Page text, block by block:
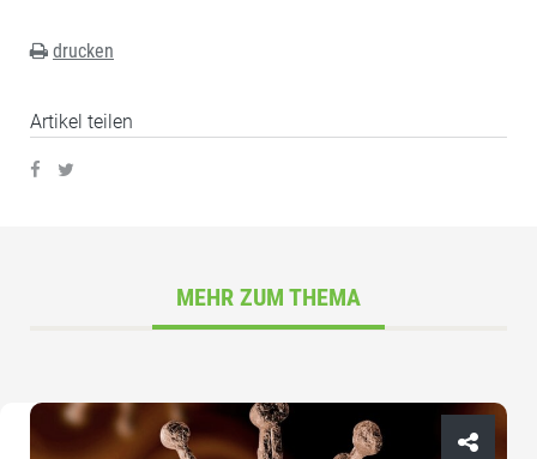
drucken
Artikel teilen
MEHR ZUM THEMA